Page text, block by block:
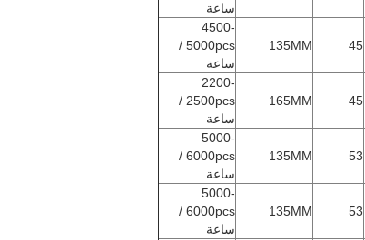
ساعة
45
135MM
4500-
5000pcs /
ساعة
45
165MM
2200-
2500pcs /
ساعة
53
135MM
5000-
6000pcs /
ساعة
53
135MM
5000-
6000pcs /
ساعة